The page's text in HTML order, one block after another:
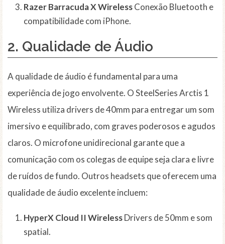
Razer Barracuda X WirelessConexão Bluetooth e
compatibilidade com iPhone.
2. Qualidade de Áudio
A qualidade de áudio é fundamental para uma
experiência de jogo envolvente. O SteelSeries Arctis 1
Wireless utiliza drivers de 40mm para entregar um som
imersivo e equilibrado, com graves poderosos e agudos
claros. O microfone unidirecional garante que a
comunicação com os colegas de equipe seja clara e livre
de ruídos de fundo. Outros headsets que oferecem uma
qualidade de áudio excelente incluem:
HyperX Cloud II WirelessDrivers de 50mm e som
spatial.